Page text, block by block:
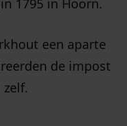
1795 in Hoorn.
een aparte
de impost